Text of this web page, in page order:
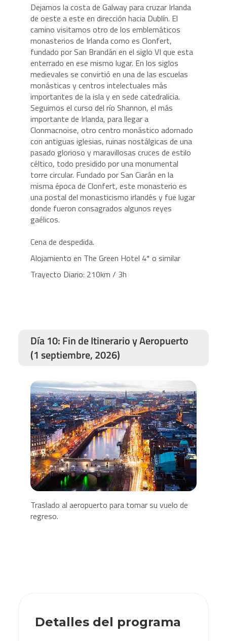
Dejamos la costa de Galway para cruzar Irlanda
de oeste a este en dirección hacia Dublín. El
camino visitamos otro de los emblemáticos
monasterios de Irlanda como es Clonfert,
fundado por San Brandán en el siglo VI que esta
enterrado en ese mismo lugar. En los siglos
medievales se convirtió en una de las escuelas
monásticas y centros intelectuales más
importantes de la isla y en sede catedralicia.
Seguimos el curso del río Shannon, el más
importante de Irlanda, para llegar a
Clonmacnoise, otro centro monástico adornado
con antiguas iglesias, ruinas nostálgicas de una
pasado glorioso y maravillosas cruces de estilo
céltico, todo presidido por una monumental
torre circular. Fundado por San Ciarán en la
misma época de Clonfert, este monasterio es
una postal del monasticismo irlandés y fue lugar
donde fueron consagrados algunos reyes
gaélicos.
Cena de despedida.
Alojamiento en The Green Hotel 4* o similar
Trayecto Diario: 210km / 3h
Día 10: Fin de Itinerario y Aeropuerto
(1 septiembre, 2026)
Traslado al aeropuerto para tomar su vuelo de
regreso.
Detalles del programa